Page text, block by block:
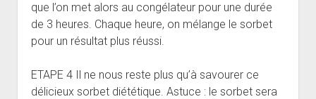
que l’on met alors au congélateur pour une durée
de 3 heures. Chaque heure, on mélange le sorbet
pour un résultat plus réussi.
ETAPE 4 Il ne nous reste plus qu’à savourer ce
délicieux sorbet diététique. Astuce : le sorbet sera